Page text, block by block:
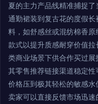
夏的主力产品线精准捕捉
通勤裙装到复古花的度假
料，如舒感丝或混纺棉香
款式以提升质感耐穿价值
类商业场景下供合作买过
其零售推荐链接渠道稳定
价格压到极其轻松的敏感
卖家可以直接反馈市场迅